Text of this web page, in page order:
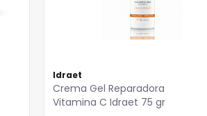
Idraet
Crema Gel Reparadora
Vitamina C Idraet 75 gr